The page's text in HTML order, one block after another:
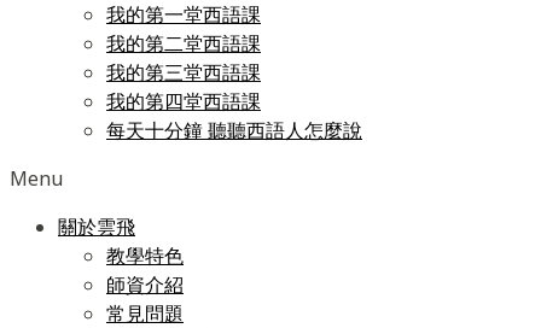
我的第一堂西語課
我的第二堂西語課
我的第三堂西語課
我的第四堂西語課
每天十分鐘 聽聽西語人怎麼說
Menu
關於雲飛
教學特色
師資介紹
常見問題